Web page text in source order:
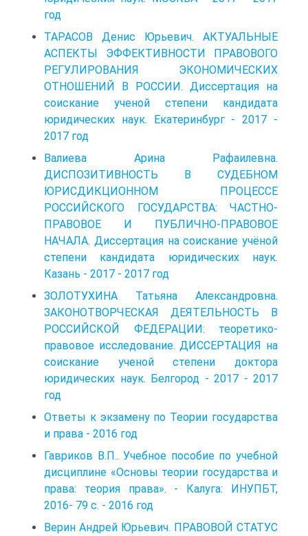
год
ТАРАСОВ Денис Юрьевич. АКТУАЛЬНЫЕ
АСПЕКТЫ ЭФФЕКТИВНОСТИ ПРАВОВОГО
РЕГУЛИРОВАНИЯ ЭКОНОМИЧЕСКИХ
ОТНОШЕНИЙ В РОССИИ. Диссертация на
соискание ученой степени кандидата
юридических наук. Екатеринбург - 2017 -
2017 год
Валиева Арина Рафаилевна.
ДИСПОЗИТИВНОСТЬ В СУДЕБНОМ
ЮРИСДИКЦИОННОМ ПРОЦЕССЕ
РОССИЙСКОГО ГОСУДАРСТВА: ЧАСТНО-
ПРАВОВОЕ И ПУБЛИЧНО-ПРАВОВОЕ
НАЧАЛА. Диссертация на соискание учёной
степени кандидата юридических наук.
Казань - 2017 - 2017 год
ЗОЛОТУХИНА Татьяна Александровна.
ЗАКОНОТВОРЧЕСКАЯ ДЕЯТЕЛЬНОСТЬ В
РОССИЙСКОЙ ФЕДЕРАЦИИ: теоретико-
правовое исследование. ДИССЕРТАЦИЯ на
соискание ученой степени доктора
юридических наук. Белгород - 2017 - 2017
год
Ответы к экзамену по Теории государства
и права - 2016 год
Гавриков В.П.. Учебное пособие по учебной
дисциплине «Основы теории государства и
права: теория права». - Калуга: ИНУПБТ,
2016- 79 с. - 2016 год
Верин Андрей Юрьевич. ПРАВОВОЙ СТАТУС